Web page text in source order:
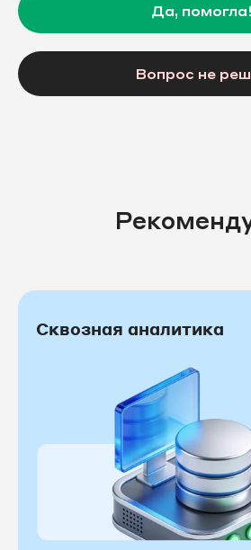
Да, помогла!
Вопрос не
Сквозная аналитика